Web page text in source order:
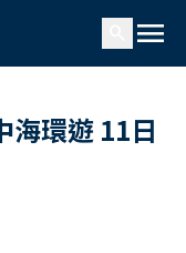
menu
海環遊 11日